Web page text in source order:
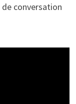
conversation